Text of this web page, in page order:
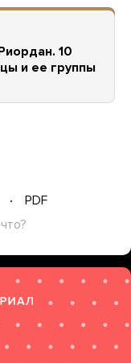
10
и ее группы
PDF